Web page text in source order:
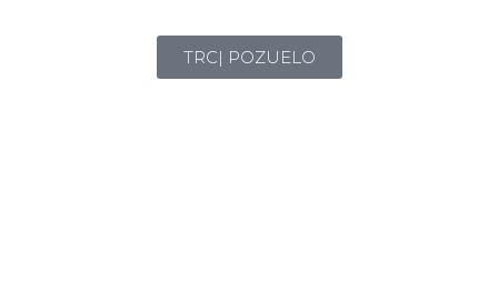
TRC| POZUELO